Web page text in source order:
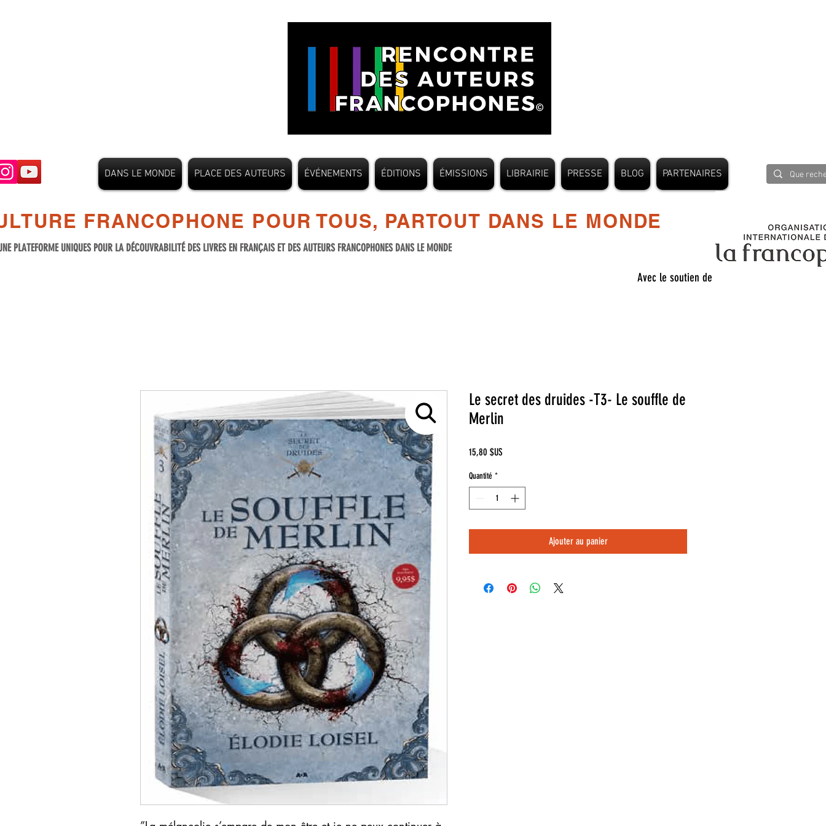
DANS LE MONDE PLACE DES AUTEURS ÉVÉNEMENTS ÉDITIONS ÉMISSIONS LIBRAIRIE PRESSE BLOG PARTENAIRES
FRANCOPHONE POUR TOUS, PARTOUT DANS LE MONDE
PLATEFORME UNIQUES POUR LA DÉCOUVRABILITÉ DES LIVRES EN FRANÇAIS ET DES AUTEURS FRANCOPHONES DANS LE MONDE
Avec le soutien de
Le secret des druides -T3- Le souffle de
Merlin
15,80 $US
Quantité *
Ajouter au panier